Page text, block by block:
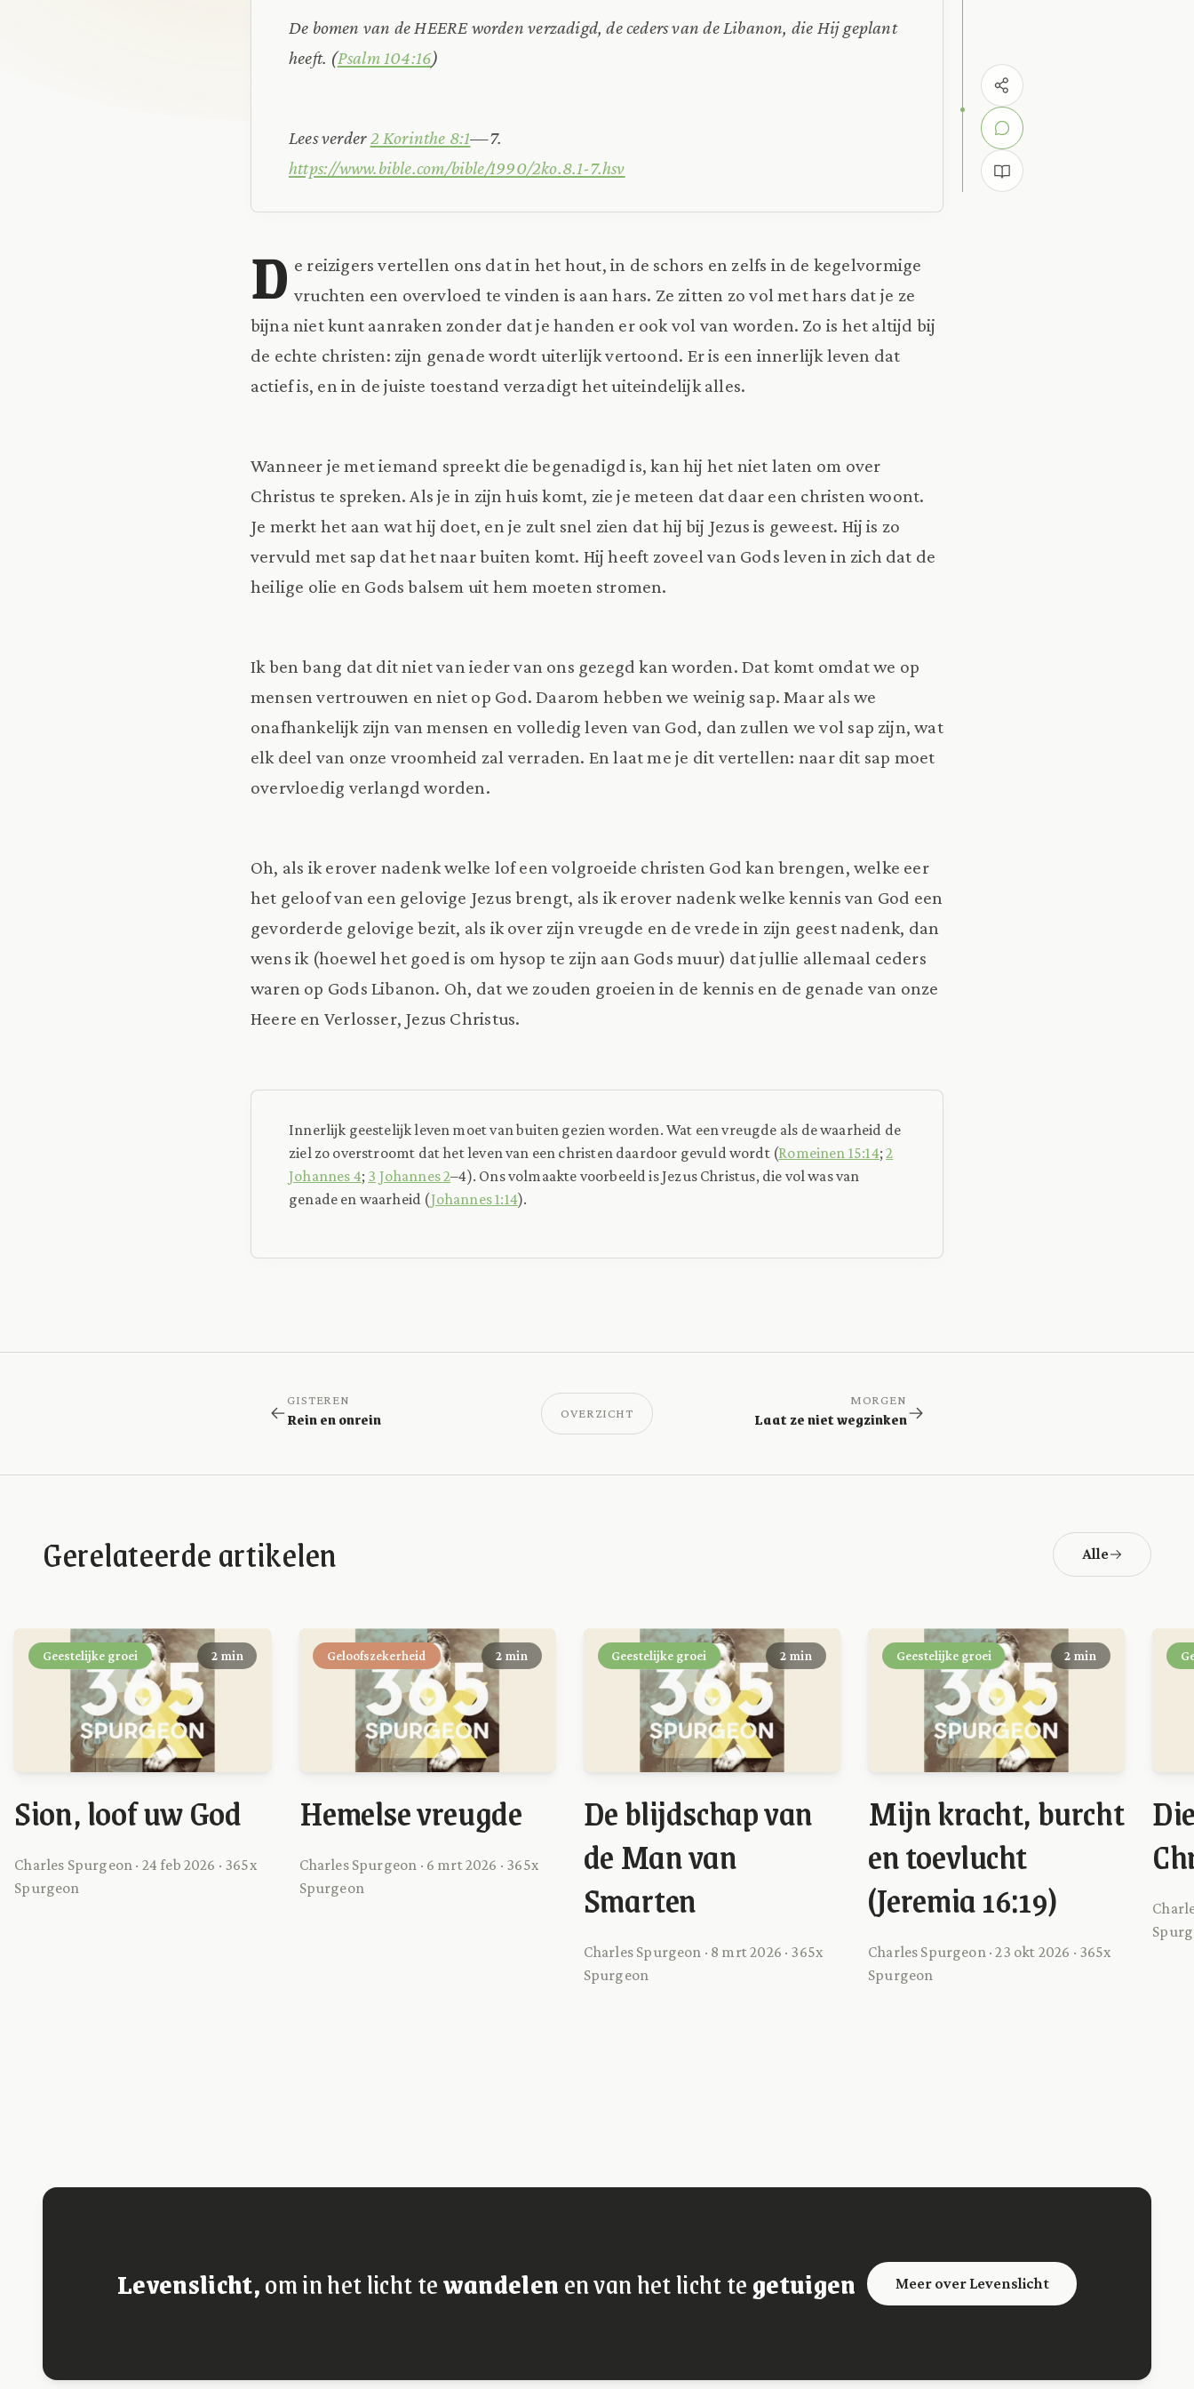
De bomen van de HEERE worden verzadigd, de ceders van de Libanon, die Hij geplant
heeft. (Psalm 104:16)
Lees verder2 Korinthe 8:1—7.
https://www.bible.com/bible/1990/2ko.8.1-7.hsv
D e reizigers vertellen ons dat in het hout, in de schors en zelfs in de kegelvormige
vruchten een overvloed te vinden is aan hars. Ze zitten zo vol met hars dat je ze
bijna niet kunt aanraken zonder dat je handen er ook vol van worden. Zo is het altijd bij
de echte christen: zijn genade wordt uiterlijk vertoond. Er is een innerlijk leven dat
actief is, en in de juiste toestand verzadigt het uiteindelijk alles.
Wanneer je met iemand spreekt die begenadigd is, kan hij het niet laten om over
Christus te spreken. Als je in zijn huis komt, zie je meteen dat daar een christen woont.
Je merkt het aan wat hij doet, en je zult snel zien dat hij bij Jezus is geweest. Hij is zo
vervuld met sap dat het naar buiten komt. Hij heeft zoveel van Gods leven in zich dat de
heilige olie en Gods balsem uit hem moeten stromen.
Ik ben bang dat dit niet van ieder van ons gezegd kan worden. Dat komt omdat we op
mensen vertrouwen en niet op God. Daarom hebben we weinig sap. Maar als we
onafhankelijk zijn van mensen en volledig leven van God, dan zullen we vol sap zijn, wat
elk deel van onze vroomheid zal verraden. En laat me je dit vertellen: naar dit sap moet
overvloedig verlangd worden.
Oh, als ik erover nadenk welke lof een volgroeide christen God kan brengen, welke eer
het geloof van een gelovige Jezus brengt, als ik erover nadenk welke kennis van God een
gevorderde gelovige bezit, als ik over zijn vreugde en de vrede in zijn geest nadenk, dan
wens ik (hoewel het goed is om hysop te zijn aan Gods muur) dat jullie allemaal ceders
waren op Gods Libanon. Oh, dat we zouden groeien in de kennis en de genade van onze
Heere en Verlosser, Jezus Christus.
Innerlijk geestelijk leven moet van buiten gezien worden. Wat een vreugde als de waarheid de
ziel zo overstroomt dat het leven van een christen daardoor gevuld wordt (Romeinen 15:14;2
Johannes 4; 3 Johannes 2–4). Ons volmaakte voorbeeld is Jezus Christus, die vol was van
genade en waarheid (Johannes 1:14).
GISTEREN
Rein en onrein OVERZICHT
MORGEN
Laat ze niet wegzinken
Gerelateerde artikelen Alle
Geestelijke groei 2 min
Sion, loof uw God
Charles Spurgeon · 24 feb 2026 · 365x
Spurgeon
Geloofszekerheid 2 min
Hemelse vreugde
Charles Spurgeon · 6 mrt 2026 · 365x
Spurgeon
Geestelijke groei 2 min
De blijdschap van
de Man van
Smarten
Charles Spurgeon · 8 mrt 2026 · 365x
Spurgeon
Geestelijke groei 2 min
Mijn kracht, burcht
en toevlucht
(Jeremia 16:19)
Charles Spurgeon · 23 okt 2026 · 365x
Spurgeon
Levenslicht,om in het licht tewandelenen van het licht tegetuigen Meer over Levenslicht